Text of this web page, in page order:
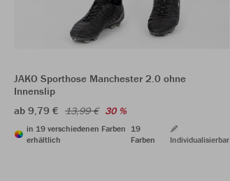
JAKO Sporthose Manchester 2.0 ohne
Innenslip
ab 9,79 € 13,99 € 30 %
in 19 verschiedenen Farben
erhältlich
19
Farben
Individualisierbar